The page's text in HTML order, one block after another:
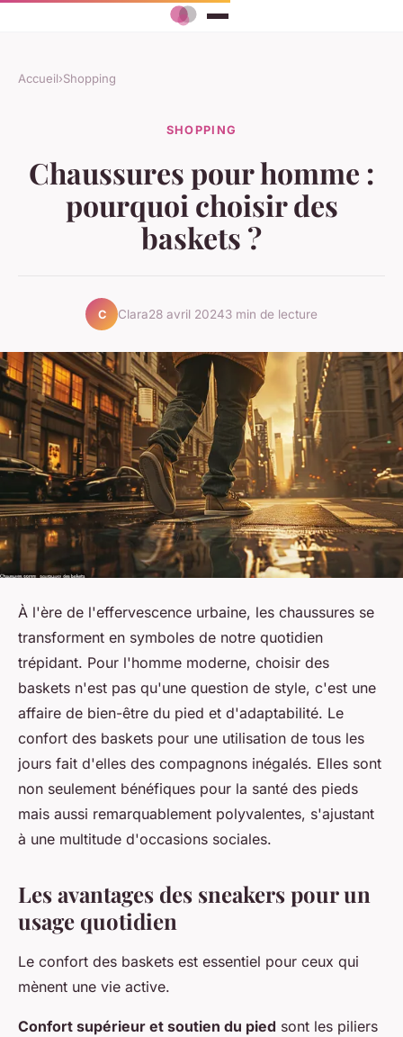
Accueil›Shopping
SHOPPING
Chaussures pour homme :
pourquoi choisir des
baskets ?
C Clara28 avril 20243 min de lecture
À l'ère de l'effervescence urbaine, les chaussures se
transforment en symboles de notre quotidien
trépidant. Pour l'homme moderne, choisir des
baskets n'est pas qu'une question de style, c'est une
affaire de bien-être du pied et d'adaptabilité. Le
confort des baskets pour une utilisation de tous les
jours fait d'elles des compagnons inégalés. Elles sont
non seulement bénéfiques pour la santé des pieds
mais aussi remarquablement polyvalentes, s'ajustant
à une multitude d'occasions sociales.
Les avantages des sneakers pour un
usage quotidien
Le confort des baskets est essentiel pour ceux qui
mènent une vie active.
Confort supérieur et soutien du pied sont les piliers